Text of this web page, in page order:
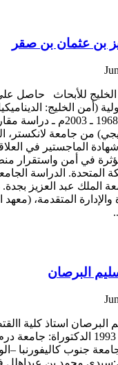
بن عثمان بن صقر
للأبحاث حاصل
(أمن الخليج:
والسياسات 1968 ـ
من جامعة لانكستر،
الماجستير في
في أمن واستقرار
المتحدة. الدراسة
الملك عبد العزيز
البرصان
البرصان استاذ كلية
محمد بن